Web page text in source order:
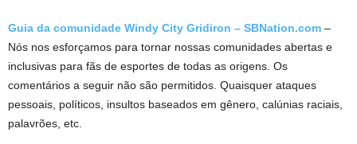
Guia da comunidade Windy City Gridiron – SBNation.com –
Nós nos esforçamos para tornar nossas comunidades abertas e
inclusivas para fãs de esportes de todas as origens. Os
comentários a seguir não são permitidos. Quaisquer ataques
pessoais, políticos, insultos baseados em gênero, calúnias raciais,
palavrões, etc.